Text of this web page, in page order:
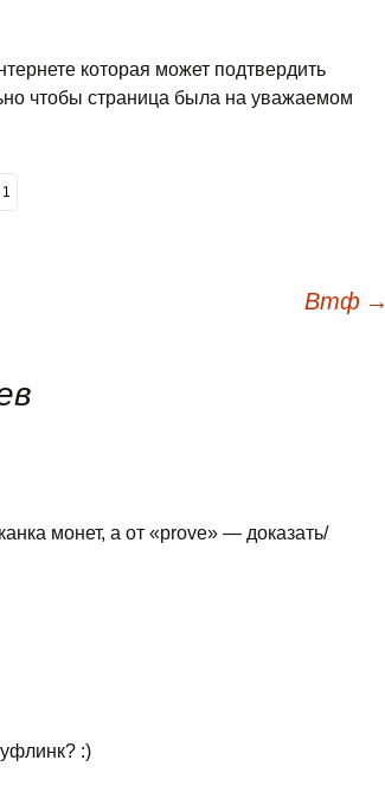
которая может подтвердить
чтобы страница была на уважаемом
1
Втф →
монет, а от «prove» — доказать/
:)